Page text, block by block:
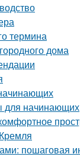
термина
дома
для начинающих
пошаговая